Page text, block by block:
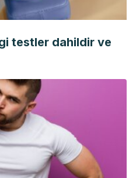
pmc/articles/PMC4105387/].
rfmun/v64n2/v64n2a17.pdf
testler dahildir ve